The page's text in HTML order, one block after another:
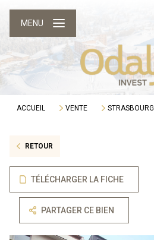
MENU
ACCUEIL VENTE STRASBOURG
RETOUR
TÉLÉCHARGER LA FICHE
PARTAGER CE BIEN